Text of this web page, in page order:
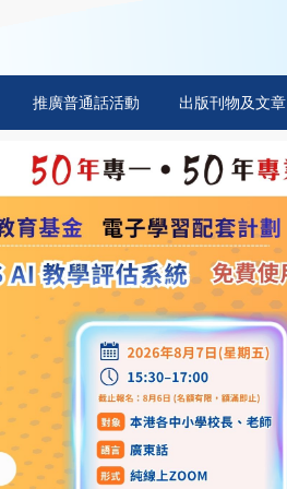
推廣普通話活動 出版刊物及文章